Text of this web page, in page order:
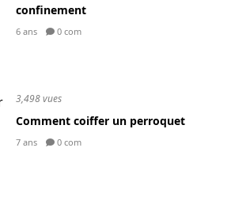
confinement
6 ans 0 com
3,498 vues
Comment coiffer un perroquet
7 ans 0 com